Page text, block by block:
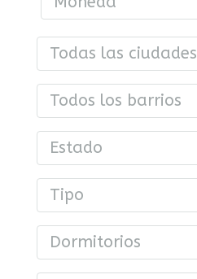
Todas las ciudades
Todos los barrios
Estado
Tipo
Dormitorios